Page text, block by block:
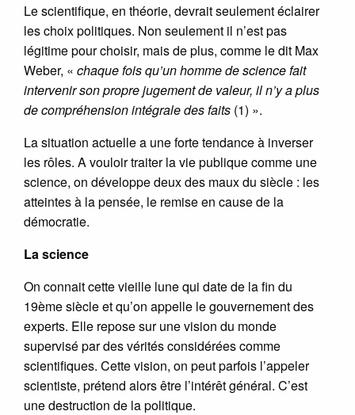
Le scientifique, en théorie, devrait seulement éclairer
les choix politiques. Non seulement il n’est pas
légitime pour choisir, mais de plus, comme le dit Max
Weber, « chaque fois qu’un homme de science fait
intervenir son propre jugement de valeur, il n’y a plus
de compréhension intégrale des faits (1) ».
La situation actuelle a une forte tendance à inverser
les rôles. A vouloir traiter la vie publique comme une
science, on développe deux des maux du siècle : les
atteintes à la pensée, le remise en cause de la
démocratie.
La science
On connait cette vieille lune qui date de la fin du
19ème siècle et qu’on appelle le gouvernement des
experts. Elle repose sur une vision du monde
supervisé par des vérités considérées comme
scientifiques. Cette vision, on peut parfois l’appeler
scientiste, prétend alors être l’intérêt général. C’est
une destruction de la politique.